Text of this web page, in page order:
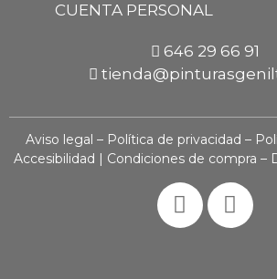
CUENTA PERSONAL
646 29 66 91
Aviso legal – Política de privacidad –
Accesibilidad | Condiciones de compra –